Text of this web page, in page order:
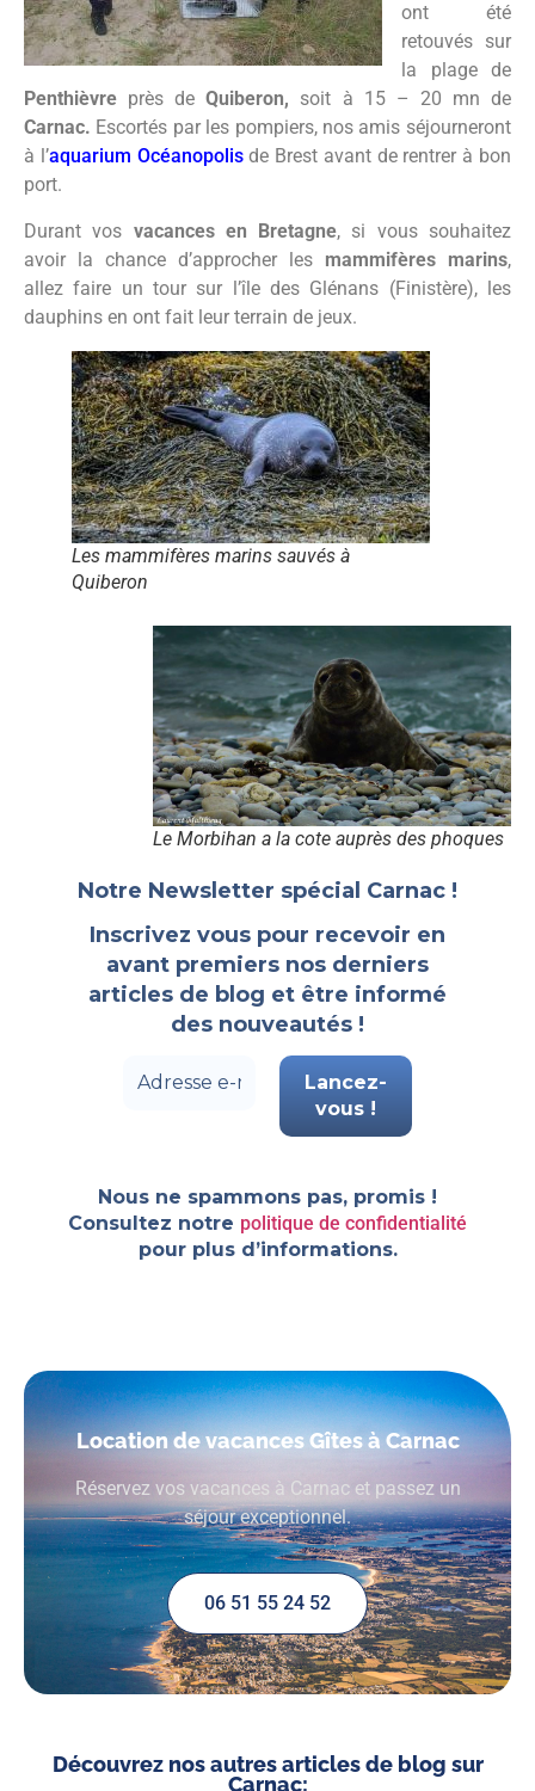
ont été
retouvés sur
la plage de
Penthièvre près deQuiberon, soit à 15 – 20 mn de
Carnac. Escortés par les pompiers, nos amis séjourneront
à l’aquarium Océanopolisde Brest avant de rentrer à bon
port.
Durant vos vacances en Bretagne, si vous souhaitez
avoir la chance d’approcher les mammifères marins,
allez faire un tour sur l’île des Glénans (Finistère), les
dauphins en ont fait leur terrain de jeux.
Les mammifères marins sauvés à
Quiberon
Le Morbihan a la cote auprès des phoques
Notre Newsletter spécial Carnac !
Inscrivez vous pour recevoir en
avant premiers nos derniers
articles de blog et être informé
des nouveautés !
Nous ne spammons pas, promis !
Consultez notre politique de confidentialité
pour plus d’informations.
Location de vacances Gîtes à Carnac
Réservez vos vacances à Carnac et passez un
séjour exceptionnel.
06 51 55 24 52
Découvrez nos autres articles de blog sur
Carnac: